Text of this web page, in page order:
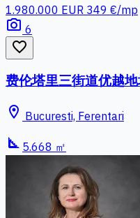
1.980.000 EUR 349 €/mp
photo_camera 6
favorite_border
费伦塔里三街道优越
location_on Bucuresti, Ferentari
square_foot 5.668 ㎡